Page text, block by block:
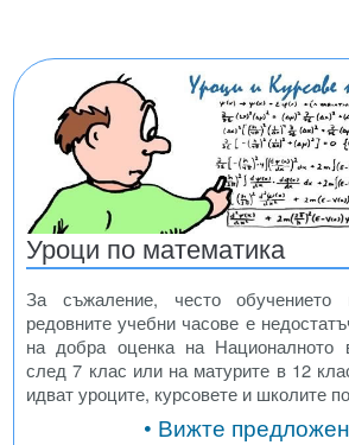
Уроци по математика
За съжаление, често
редовните учебни часове е
на добра оценка на Националното
след 7 клас или на матурите в 12
идват уроците, курсовете и школите
• Вижте